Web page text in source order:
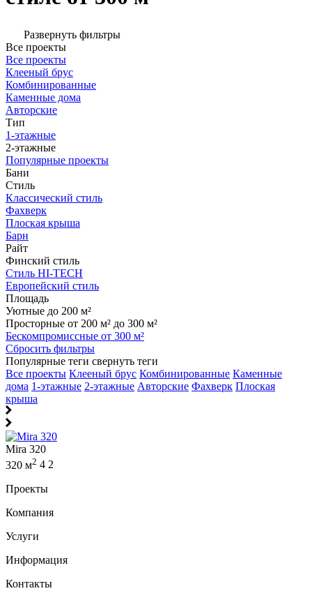
Развернуть фильтры
Все проекты
Все проекты
Клееный брус
Комбинированные
Каменные дома
Авторские
Тип
1-этажные
2-этажные
Популярные проекты
Бани
Стиль
Классический стиль
Фахверк
Плоская крыша
Барн
Райт
Финский стиль
Стиль HI-TECH
Европейский стиль
Площадь
Уютные до 200 м²
Просторные от 200 м² до 300 м²
Бескомпромиссные от 300 м²
Сбросить фильтры
Популярные теги свернуть теги
Все проекты Клееный брус Комбинированные Каменные
дома 1-этажные 2-этажные Авторские Фахверк Плоская
крыша
Mira 320
320 м2 4 2
Проекты
Компания
Услуги
Информация
Контакты